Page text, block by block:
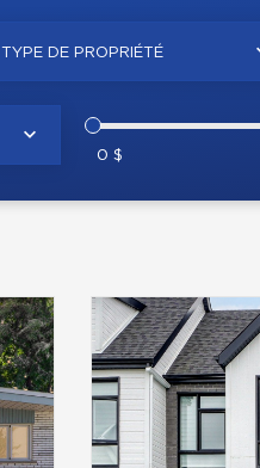
TYPE DE PROPRIÉTÉ
0 $